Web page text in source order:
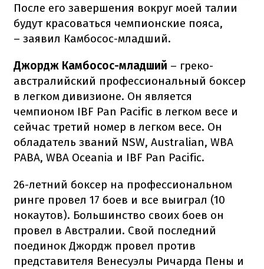
После его завершения вокруг моей талии
будут красоваться чемпионские пояса,
– заявил Камбосос-младший.
Джордж Камбосос-младший – греко-
австралийский профессиональный боксер
в легком дивизионе. Он является
чемпионом IBF Pan Pacific в легком весе и
сейчас третий номер в легком весе. Он
обладатель званий NSW, Australian, WBA
PABA, WBA Oceania и IBF Pan Pacific.
26-летний боксер на профессиональном
ринге провел 17 боев и все выиграл (10
нокаутов). Большинство своих боев он
провел в Австралии. Свой последний
поединок Джордж провел против
представителя Венесуэлы Ричарда Пены и